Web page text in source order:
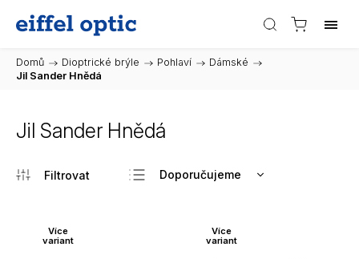
Domů / Dioptrické brýle / Pohlaví / Dámské /
Jil Sander Hnědá
Jil Sander Hnědá
Doporučujeme
Nejdražší
Více
variant
Více
variant